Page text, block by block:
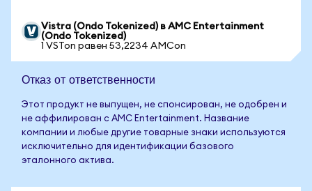
Vistra (Ondo Tokenized) в AMC Entertainment
(Ondo Tokenized)
1 VSTon равен 53,2234 AMCon
Отказ от ответственности
Этот продукт не выпущен, не спонсирован, не одобрен и
не аффилирован с AMC Entertainment. Название
компании и любые другие товарные знаки используются
исключительно для идентификации базового
эталонного актива.